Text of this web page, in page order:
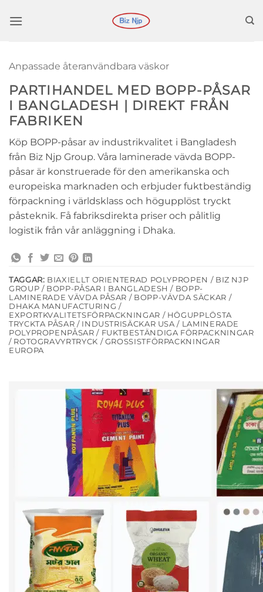
till
Anpassade återanvändbara väskor
PARTIHANDEL MED BOPP-PÅSAR
I BANGLADESH | DIREKT FRÅN
FABRIKEN
Köp BOPP-påsar av industrikvalitet i Bangladesh
från Biz Njp Group. Våra laminerade vävda BOPP-
påsar är konstruerade för den amerikanska och
europeiska marknaden och erbjuder fuktbeständig
förpackning i världsklass och högupplöst tryckt
påsteknik. Få fabriksdirekta priser och pålitlig
logistik från vår anläggning i Dhaka.
TAGGAR: BIAXIELLT ORIENTERAD POLYPROPEN / BIZ NJP
GROUP / BOPP-PÅSAR I BANGLADESH / BOPP-
LAMINERADE VÄVDA PÅSAR / BOPP-VÄVDA SÄCKAR /
DHAKA MANUFACTURING /
EXPORTKVALITETSFÖRPACKNINGAR / HÖGUPPLÖSTA
TRYCKTA PÅSAR / INDUSTRISÄCKAR USA / LAMINERADE
POLYPROPENPÅSAR / FUKTBESTÄNDIGA FÖRPACKNINGAR
/ ROTOGRAVYRTRYCK / GROSSISTFÖRPACKNINGAR
EUROPA